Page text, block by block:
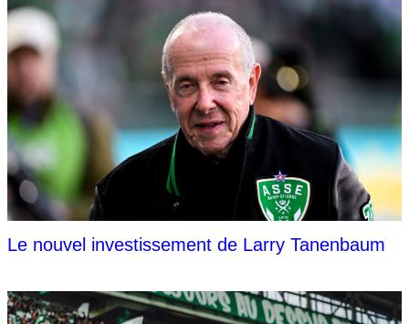
Le nouvel investissement de Larry Tanenbaum